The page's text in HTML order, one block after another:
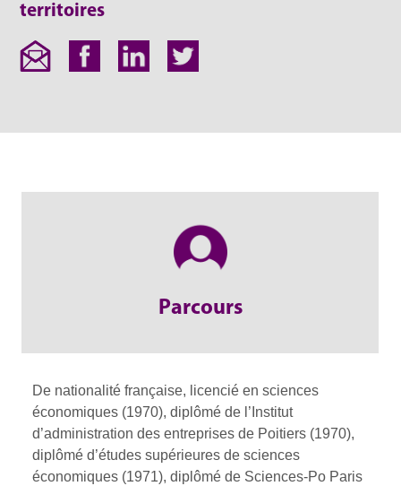
territoires
Parcours
De nationalité française, licencié en sciences
économiques (1970), diplômé de l’Institut
d’administration des entreprises de Poitiers (1970),
diplômé d’études supérieures de sciences
économiques (1971), diplômé de Sciences-Po Paris